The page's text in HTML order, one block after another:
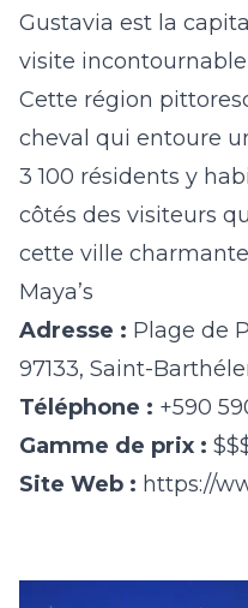
Gustavia est la
visite incontournable
Cette région
cheval qui entoure
3 100 résidents y
côtés des visiteurs
cette ville
Maya’s
Adresse : Plage de
97133, Saint-
Téléphone : +590
Gamme de prix :
Site Web : https://